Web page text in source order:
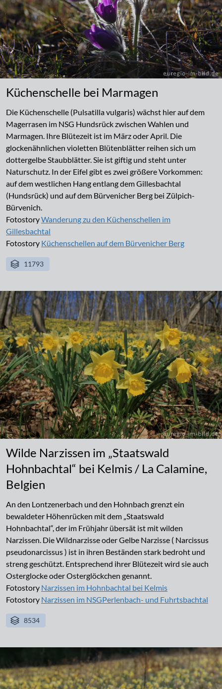
Küchenschelle bei Marmagen
Die Küchenschelle (Pulsatilla vulgaris) wächst hier auf dem
Magerrasen im NSG Hundsrück zwischen Wahlen und
Marmagen. Ihre Blütezeit ist im März oder April. Die
glockenähnlichen violetten Blütenblätter reihen sich um
dottergelbe Staubblätter. Sie ist giftig und steht unter
Naturschutz. In der Eifel gibt es zwei größere Vorkommen:
auf dem westlichen Hang entlang dem Gillesbachtal
(Hundsrück) und auf dem Bürvenicher Berg bei Zülpich-
Bürvenich.
FotostoryWanderung zu den Küchenschellen im
Gillesbachtal
Fotostory Küchenschellen auf dem Bürvenicher Berg
11793
Wilde Narzissen im „Staatswald
Hohnbachtal“ bei Kelmis / La Calamine,
Belgien
An den Lontzenerbach und den Hohnbach grenzt ein
bewaldeter Höhenrücken mit dem „Staatswald
Hohnbachtal“, der im Frühjahr übersät ist mit wilden
Narzissen. Die Wildnarzisse oder Gelbe Narzisse ( Narcissus
pseudonarcissus ) ist in ihren Beständen stark bedroht und
streng geschützt. Entsprechend ihrer Blütezeit wird sie auch
Osterglocke oder Osterglöckchen genannt.
Fotostory Narzissen im Hohnbachtal bei Kelmis
Fotostory Narzissen im NSGPerlenbach- und Fuhrtsbachtal
8534